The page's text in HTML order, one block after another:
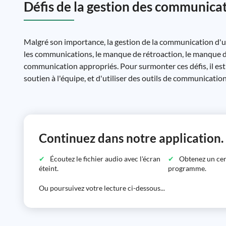
Défis de la gestion des
Malgré son importance, la gestion de la communication
les communications, le manque de rétroaction, le
communication appropriés. Pour surmonter ces défis, il
soutien à l'équipe, et d'utiliser des outils de
Continuez dans notre application.
Écoutez le fichier audio avec l'écran
éteint.
Obtenez un
programme.
Ou poursuivez votre lecture ci-dessous...